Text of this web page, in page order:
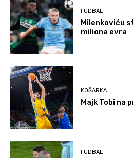
FUDBAL
Milenkoviću
miliona evra
KOŠARKA
Majk Tobi na
FUDBAL